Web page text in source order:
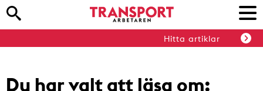
Hitta artiklar
Du har valt att läsa om: